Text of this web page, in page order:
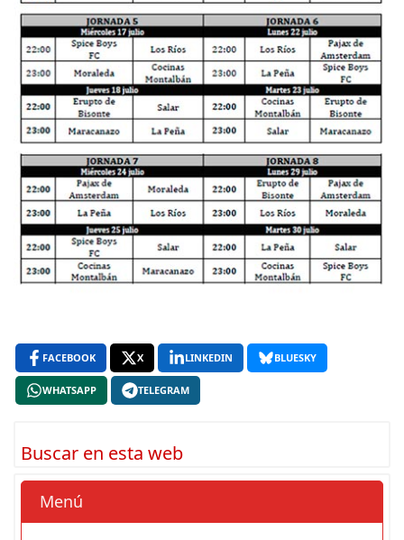
FACEBOOK X LINKEDIN BLUESKY
WHATSAPP TELEGRAM
Buscar en esta web
Menú